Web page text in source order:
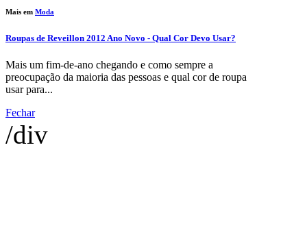
Mais em Moda
Roupas de Reveillon 2012 Ano Novo - Qual Cor Devo Usar?
Mais um fim-de-ano chegando e como sempre a
preocupação da maioria das pessoas e qual cor de roupa
usar para...
Fechar
/div